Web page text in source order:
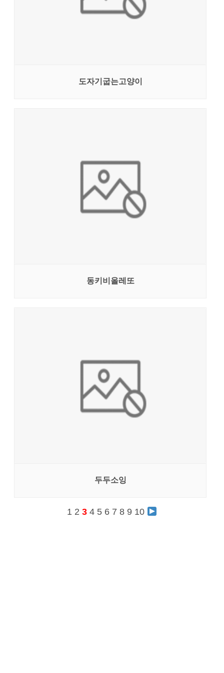
도자기굽는고양이
동키비올레또
두두소잉
1 2 3 4 5 6 7 8 9 10